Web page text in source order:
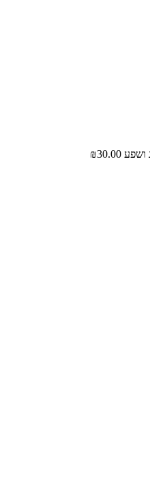
ושפע ₪30.00